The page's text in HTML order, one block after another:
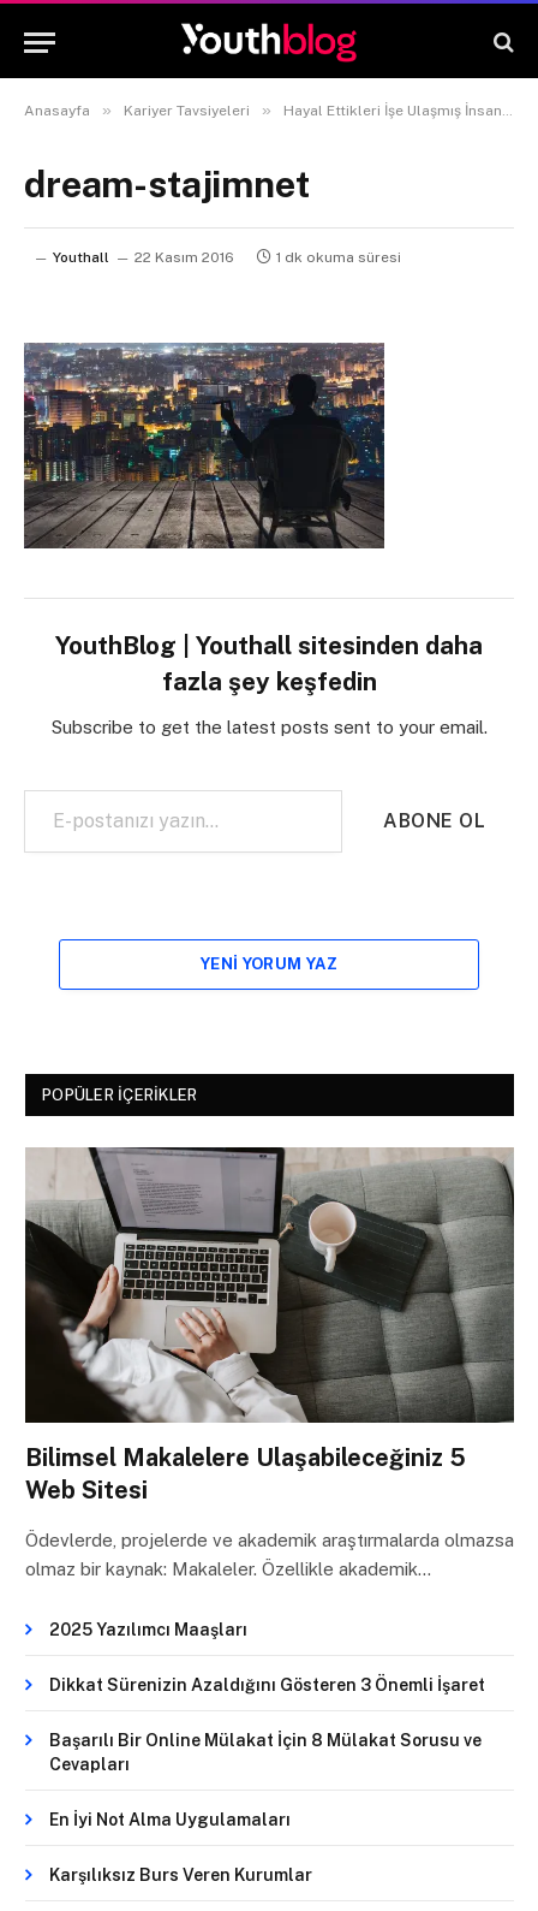
Anasayfa » Kariyer Tavsiyeleri » Hayal Ettikleri İşe Ulaşmış İnsanların En Çok Bilinen 10 Ortak Özelliği
dream-stajimnet
Youthall 22 Kasım 2016 1 dk okuma süresi
YouthBlog | Youthall sitesinden daha
fazla şey keşfedin
Subscribe to get the latest posts sent to your email.
E-postanızı yazın…
ABONE OL
YENI YORUM YAZ
POPÜLER İÇERIKLER
Bilimsel Makalelere Ulaşabileceğiniz 5
Web Sitesi
Ödevlerde, projelerde ve akademik araştırmalarda olmazsa
olmaz bir kaynak: Makaleler. Özellikle akademik…
2025 Yazılımcı Maaşları
Dikkat Sürenizin Azaldığını Gösteren 3 Önemli İşaret
Başarılı Bir Online Mülakat İçin 8 Mülakat Sorusu ve
Cevapları
En İyi Not Alma Uygulamaları
Karşılıksız Burs Veren Kurumlar